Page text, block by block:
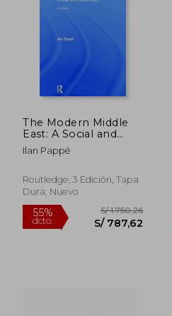
55%
The Modern Middle
East: A Social and
Cultural History (en
Inglés)
Ilan Pappé
Routledge, 3 Edición, Tapa
Dura, Nuevo